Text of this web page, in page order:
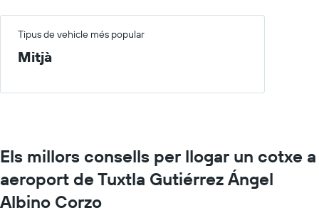
Tipus de vehicle més popular
Mitjà
Els millors consells per llogar un cotxe a
aeroport de Tuxtla Gutiérrez Ángel
Albino Corzo